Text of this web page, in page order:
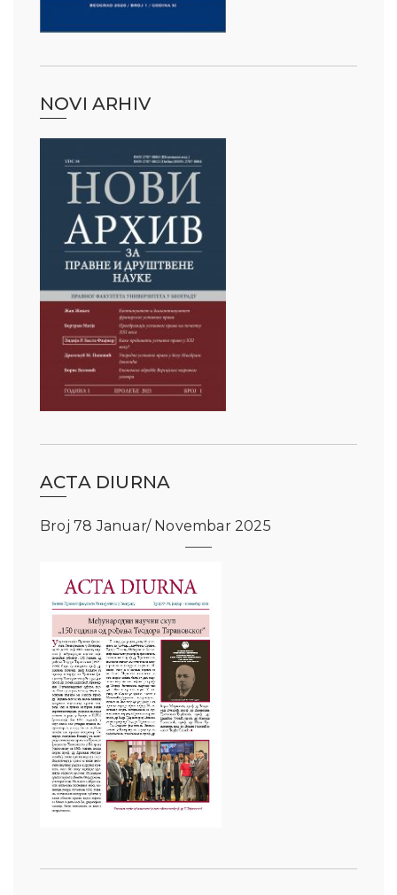
NOVI ARHIV
ACTA DIURNA
Broj 78 Januar/ Novembar 2025